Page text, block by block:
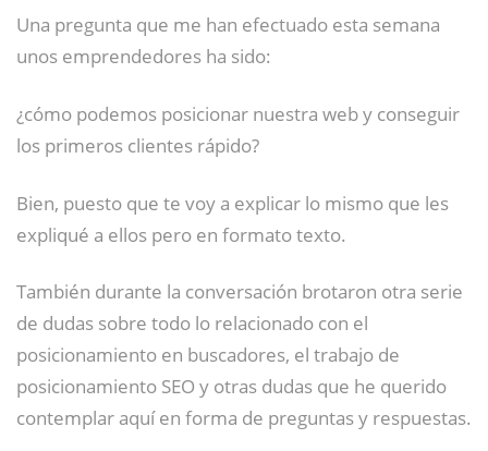
Una pregunta que me han efectuado esta semana
unos emprendedores ha sido:
¿cómo podemos posicionar nuestra web y conseguir
los primeros clientes rápido?
Bien, puesto que te voy a explicar lo mismo que les
expliqué a ellos pero en formato texto.
También durante la conversación brotaron otra serie
de dudas sobre todo lo relacionado con el
posicionamiento en buscadores, el trabajo de
posicionamiento SEO y otras dudas que he querido
contemplar aquí en forma de preguntas y respuestas.